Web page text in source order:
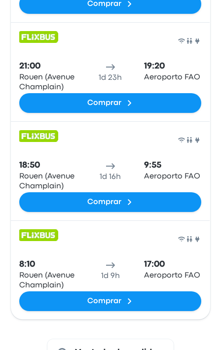
Comprar
21:00
Rouen (Avenue
Champlain)
1d 23h
19:20
Aeroporto FAO
Comprar
18:50
Rouen (Avenue
Champlain)
1d 16h
9:55
Aeroporto FAO
Comprar
8:10
Rouen (Avenue
Champlain)
1d 9h
17:00
Aeroporto FAO
Comprar